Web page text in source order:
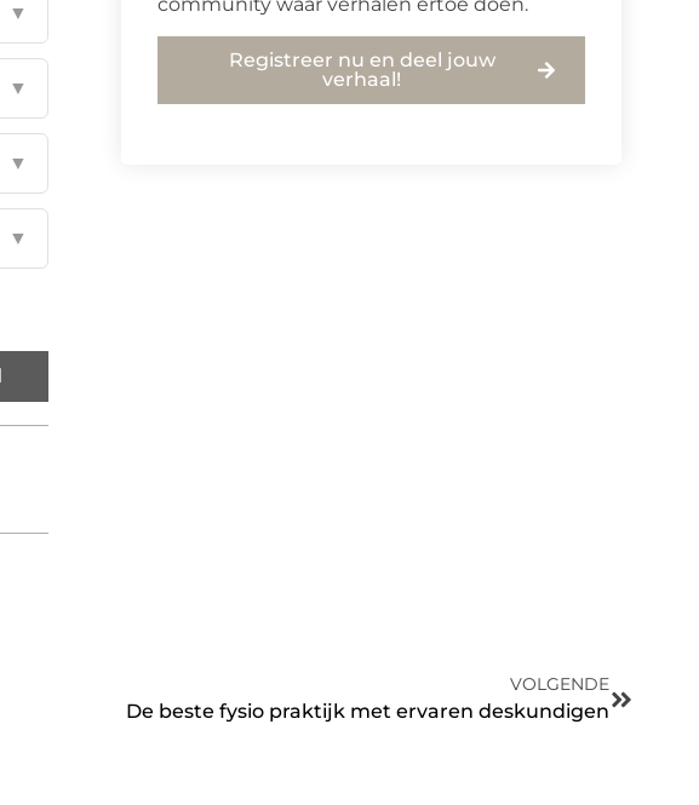
▼
▼
▼
▼
Registreer nu en deel jouw
verhaal!
VOLGENDE
De beste fysio praktijk met ervaren deskundigen